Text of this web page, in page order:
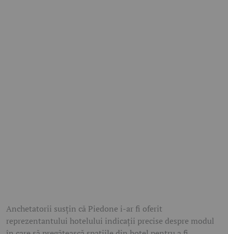
Anchetatorii susțin că Piedone i-ar fi oferit
reprezentantului hotelului indicații precise despre modul